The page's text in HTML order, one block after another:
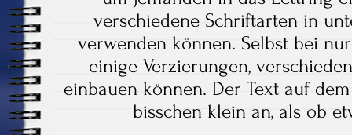
verschiedene Schriftarten in
verwenden können. Selbst bei
einige Verzierungen,
einbauen können. Der Text auf
bisschen klein an, als ob